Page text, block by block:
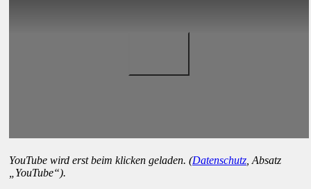
YouTube wird erst beim klicken geladen. (Datenschutz , Absatz
„YouTube“).